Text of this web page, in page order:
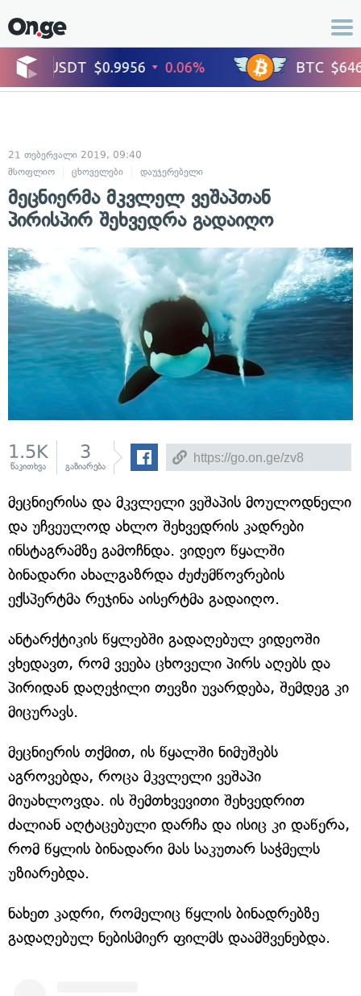
21 თებერვალი 2019, 09:40
მსოფლიო
ცხოველები დაუჯერებელი
მეცნიერმა მკვლელ ვეშაპთან
პირისპირ შეხვედრა გადაიღო
1.5K
წაკითხვა
3
გაზიარება
მეცნიერისა და მკვლელი ვეშაპის მოულოდნელი
და უჩვეულოდ ახლო შეხვედრის კადრები
ინსტაგრამზე გამოჩნდა. ვიდეო წყალში
ბინადარი ახალგაზრდა ძუძუმწოვრების
ექსპერტმა რეჯინა აისერტმა გადაიღო.
ანტარქტიკის წყლებში გადაღებულ ვიდეოში
ვხედავთ, რომ ვეება ცხოველი პირს აღებს და
პირიდან დაღეჭილი თევზი უვარდება, შემდეგ კი
მიცურავს.
მეცნიერის თქმით, ის წყალში ნიმუშებს
აგროვებდა, როცა მკვლელი ვეშაპი
მიუახლოვდა. ის შემთხვევითი შეხვედრით
ძალიან აღტაცებული დარჩა და ისიც კი დაწერა,
რომ წყლის ბინადარი მას საკუთარ საჭმელს
უზიარებდა.
ნახეთ კადრი, რომელიც წყლის ბინადრებზე
გადაღებულ ნებისმიერ ფილმს დაამშვენებდა.